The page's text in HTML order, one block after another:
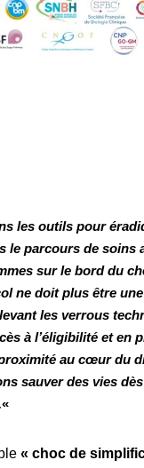
les outils pour
le parcours de soins
sur le bord du
ne doit plus être
les verrous
à l’éligibilité et en
au cœur du
sauver des vies dès
«
« choc de